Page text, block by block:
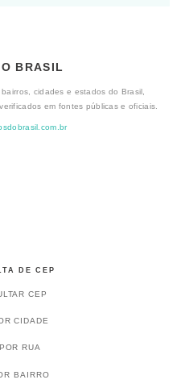
BRASIL
cidades e estados do Brasil,
em fontes públicas e oficiais.
DE CEP
CEP
CIDADE
RUA
BAIRRO